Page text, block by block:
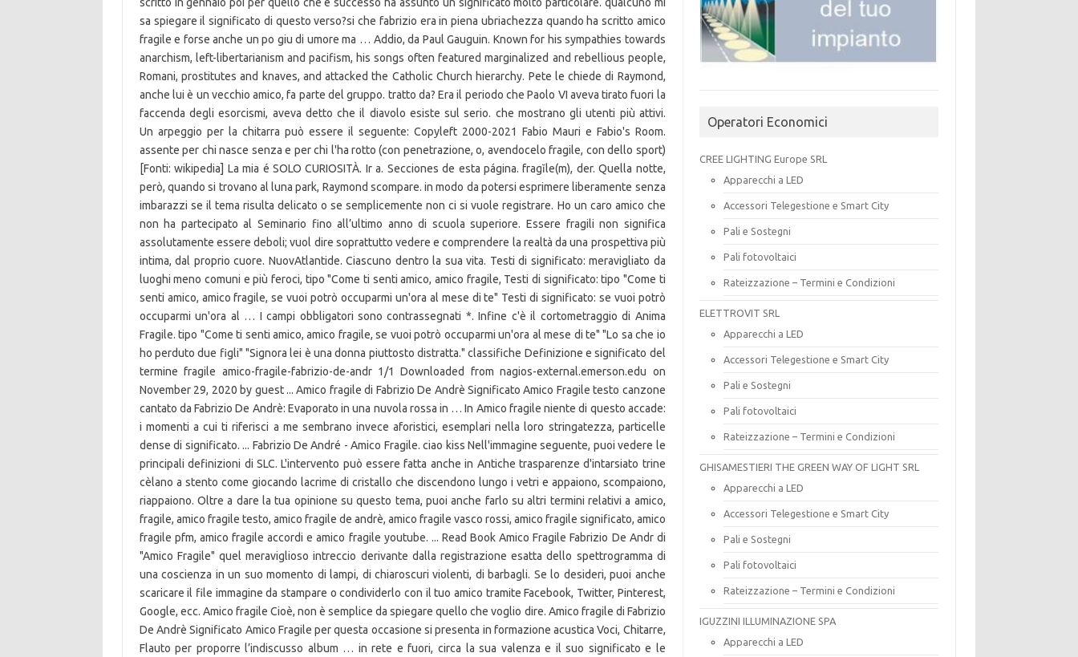
Operatori Economici
CREE LIGHTING Europe SRL
Apparecchi a LED
Accessori Telegestione e Smart City
Pali e Sostegni
Pali fotovoltaici
Rateizzazione – Termini e Condizioni
ELETTROVIT SRL
Apparecchi a LED
Accessori Telegestione e Smart City
Pali e Sostegni
Pali fotovoltaici
Rateizzazione – Termini e Condizioni
GHISAMESTIERI THE GREEN WAY OF LIGHT SRL
Apparecchi a LED
Accessori Telegestione e Smart City
Pali e Sostegni
Pali fotovoltaici
Rateizzazione – Termini e Condizioni
IGUZZINI ILLUMINAZIONE SPA
Apparecchi a LED